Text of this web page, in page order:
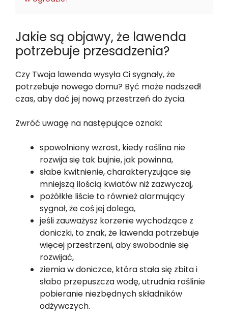
Jakie są objawy, że lawenda
potrzebuje przesadzenia?
Czy Twoja lawenda wysyła Ci sygnały, że
potrzebuje nowego domu? Być może nadszedł
czas, aby dać jej nową przestrzeń do życia.
Zwróć uwagę na następujące oznaki:
spowolniony wzrost, kiedy roślina nie
rozwija się tak bujnie, jak powinna,
słabe kwitnienie, charakteryzujące się
mniejszą ilością kwiatów niż zazwyczaj,
pożółkłe liście to również alarmujący
sygnał, że coś jej dolega,
jeśli zauważysz korzenie wychodzące z
doniczki, to znak, że lawenda potrzebuje
więcej przestrzeni, aby swobodnie się
rozwijać,
ziemia w doniczce, która stała się zbita i
słabo przepuszcza wodę, utrudnia roślinie
pobieranie niezbędnych składników
odżywczych.